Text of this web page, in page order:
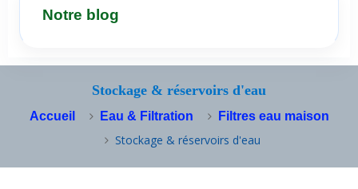
Notre blog
Stockage & réservoirs d'eau
Accueil Eau & Filtration Filtres eau maison
Stockage & réservoirs d'eau